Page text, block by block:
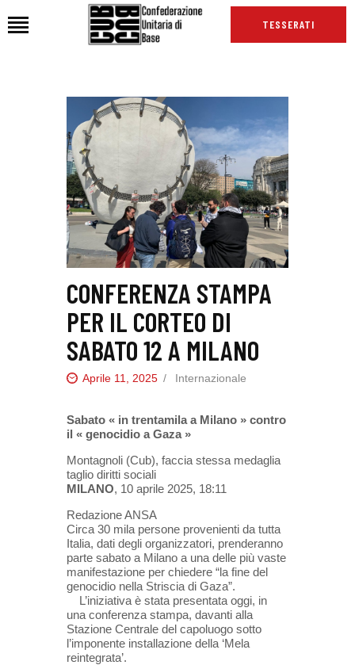
TESSERATI
HOME
CHI SIAMO
SEDI
NEWS
PODCAST CUB
TG CUB
INTERNAZIONALE
RASSEGNA STAMPA
CONFERENZA STAMPA
PER IL CORTEO DI
SABATO 12 A MILANO
Aprile 11, 2025 Internazionale
Sabato « in trentamila a Milano » contro
il « genocidio a Gaza »
Montagnoli (Cub), faccia stessa medaglia
taglio diritti sociali
MILANO, 10 aprile 2025, 18:11
Redazione ANSA
Circa 30 mila persone provenienti da tutta
Italia, dati degli organizzatori, prenderanno
parte sabato a Milano a una delle più vaste
manifestazione per chiedere “la fine del
genocidio nella Striscia di Gaza”.
L’iniziativa è stata presentata oggi, in
una conferenza stampa, davanti alla
Stazione Centrale del capoluogo sotto
l’imponente installazione della ‘Mela
reintegrata’.